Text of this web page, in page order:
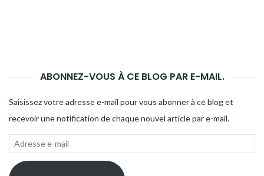
ABONNEZ-VOUS À CE BLOG PAR E-MAIL.
Saisissez votre adresse e-mail pour vous abonner à ce blog et
recevoir une notification de chaque nouvel article par e-mail.
Adresse